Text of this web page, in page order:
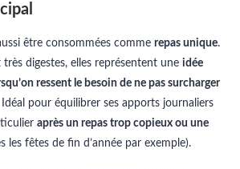
être consommées comme repas unique.
très digestes, elles représentent une idée
ressent le besoin de ne pas surcharger
Idéal pour équilibrer ses apports journaliers
après un repas trop copieux ou une
les fêtes de fin d’année par exemple).